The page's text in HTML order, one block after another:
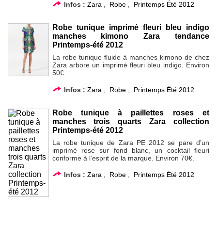
Infos : Zara, Robe, Printemps Été 2012
Robe tunique imprimé fleuri bleu indigo
manches kimono Zara tendance
Printemps-été 2012
La robe tunique fluide à manches kimono de chez
Zara arbore un imprimé fleuri bleu indigo. Environ
50€.
Infos : Zara Robe, Printemps Été 2012
Robe tunique à paillettes roses et
manches trois quarts Zara collection
Printemps-été 2012
La robe tunique de Zara PE 2012 se pare d’un
imprimé rose sur fond blanc, un cocktail fleuri
conforme à l’esprit de la marque. Environ 70€.
Infos : Zara, Robe, Printemps Été 2012